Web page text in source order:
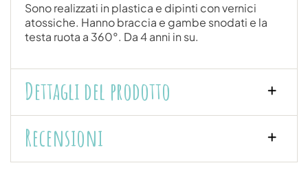
Sono realizzati in plastica e dipinti con vernici
atossiche. Hanno braccia e gambe snodati e la
testa ruota a 360°. Da 4 anni in su.
Dettagli del prodotto
Recensioni